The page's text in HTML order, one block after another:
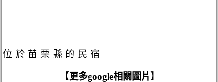
位於苗栗縣的民宿
【 更多google相關圖片 】